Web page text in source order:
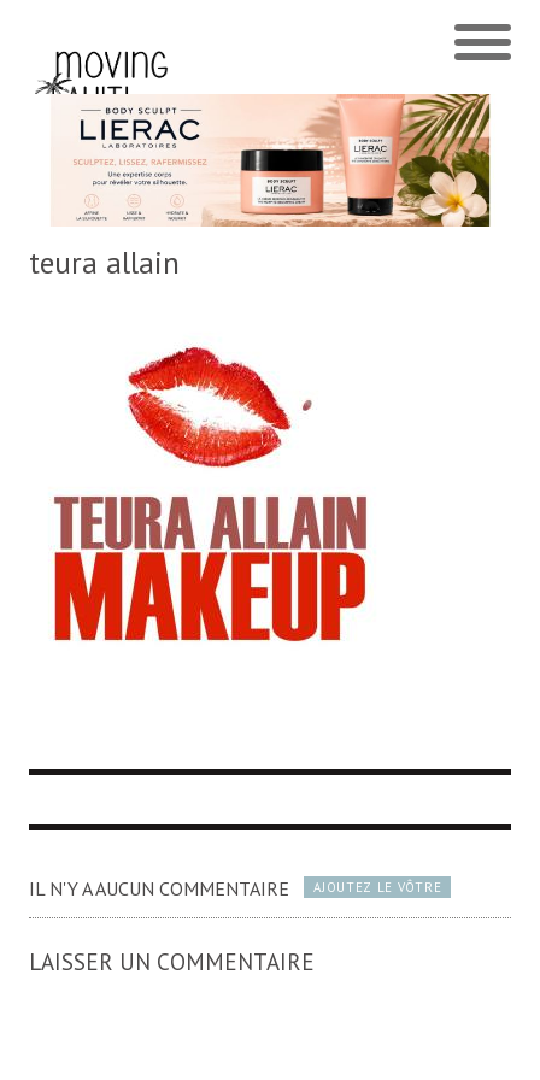
teura allain
IL N'Y A AUCUN COMMENTAIRE AJOUTEZ LE VÔTRE
LAISSER UN COMMENTAIRE